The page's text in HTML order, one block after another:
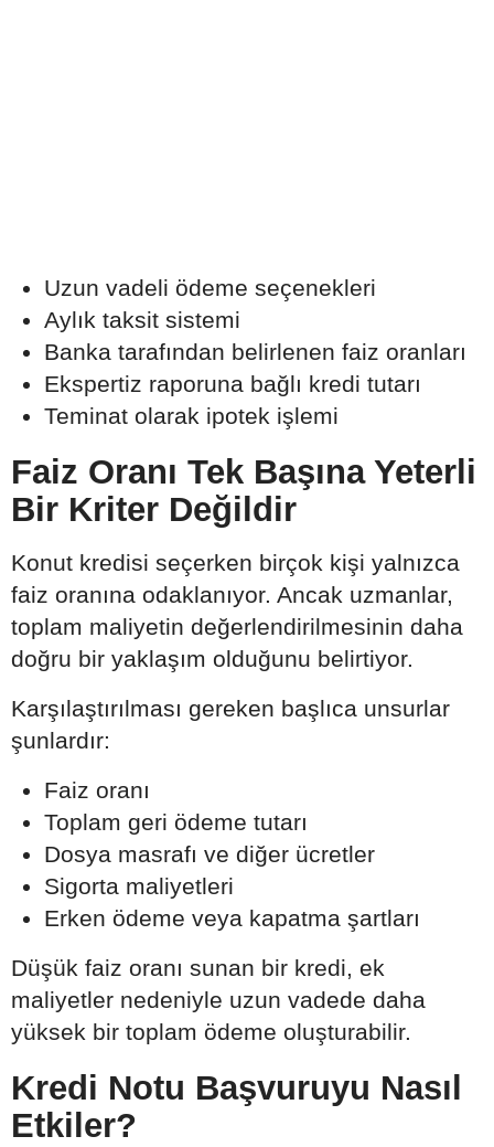
Uzun vadeli ödeme seçenekleri
Aylık taksit sistemi
Banka tarafından belirlenen faiz oranları
Ekspertiz raporuna bağlı kredi tutarı
Teminat olarak ipotek işlemi
Faiz Oranı Tek Başına Yeterli
Bir Kriter Değildir
Konut kredisi seçerken birçok kişi yalnızca
faiz oranına odaklanıyor. Ancak uzmanlar,
toplam maliyetin değerlendirilmesinin daha
doğru bir yaklaşım olduğunu belirtiyor.
Karşılaştırılması gereken başlıca unsurlar
şunlardır:
Faiz oranı
Toplam geri ödeme tutarı
Dosya masrafı ve diğer ücretler
Sigorta maliyetleri
Erken ödeme veya kapatma şartları
Düşük faiz oranı sunan bir kredi, ek
maliyetler nedeniyle uzun vadede daha
yüksek bir toplam ödeme oluşturabilir.
Kredi Notu Başvuruyu Nasıl
Etkiler?